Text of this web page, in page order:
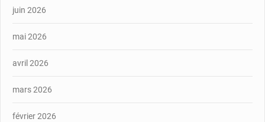
juin 2026
mai 2026
avril 2026
mars 2026
février 2026